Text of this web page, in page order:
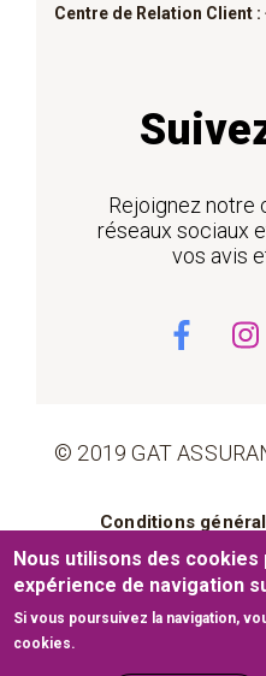
Centre de Relation Client :
Rejoignez notre
réseaux sociaux
vos avis
© 2019 GAT
Pied de
Conditions
Cookies
Plan du site
Nous utilisons des
expérience de navigation
Si vous poursuivez la navigation,
cookies.